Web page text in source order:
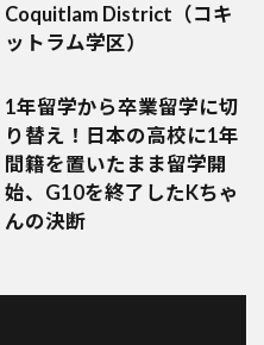
Coquitlam District（コキ
ットラム学区）
1年留学から卒業留学に切
り替え！日本の高校に1年
間籍を置いたまま留学開
始、G10を終了したKちゃ
んの決断